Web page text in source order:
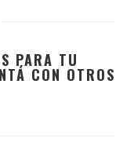
PARA TU
CON OTROS